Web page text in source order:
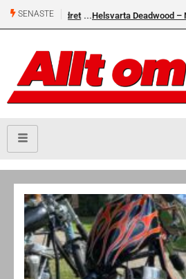
SENASTE Helsvarta Deadwood – Ny